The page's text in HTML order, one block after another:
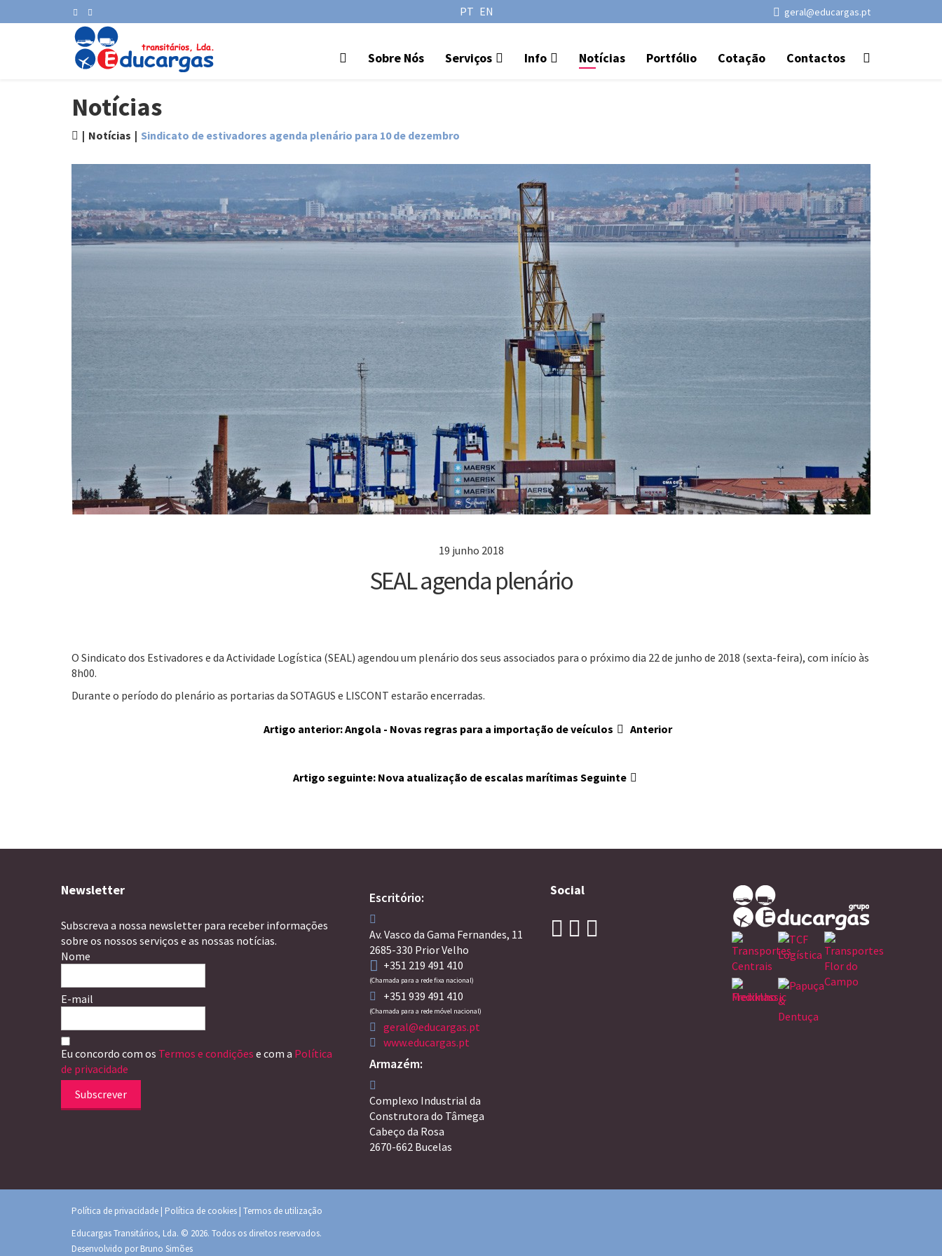
PT EN geral@educargas.pt
Sobre Nós Serviços Info Notícias Portfólio Cotação Contactos
Notícias
Notícias Sindicato de estivadores agenda plenário para 10 de dezembro
19 junho 2018
SEAL agenda plenário
O Sindicato dos Estivadores e da Actividade Logística (SEAL) agendou um plenário dos seus associados para o próximo dia 22 de junho de 2018 (sexta-feira), com início às
8h00.
Durante o período do plenário as portarias da SOTAGUS e LISCONT estarão encerradas.
Artigo anterior: Angola - Novas regras para a importação de veículos Anterior
Artigo seguinte: Nova atualização de escalas marítimas Seguinte
Newsletter
Subscreva a nossa newsletter para receber informações
sobre os nossos serviços e as nossas notícias.
Nome
E-mail
Eu concordo com os Termos e condições e com a Política
de privacidade
Subscrever
Escritório:
Av. Vasco da Gama Fernandes, 11
2685-330 Prior Velho
+351 219 491 410
(Chamada para a rede fixa nacional)
+351 939 491 410
(Chamada para a rede móvel nacional)
geral@educargas.pt
www.educargas.pt
Armazém:
Complexo Industrial da
Construtora do Tâmega
Cabeço da Rosa
2670-662 Bucelas
Social
Política de privacidade | Política de cookies | Termos de utilização
Educargas Transitários, Lda. © 2026. Todos os direitos reservados.
Desenvolvido porBruno Simões